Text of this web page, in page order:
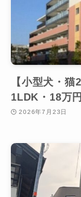
【小型犬・
1LDK・18万
2026年7月23日